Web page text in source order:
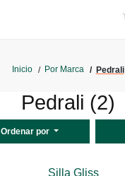
Inicio Por Marca Pedrali
Pedrali (2)
Ordenar por